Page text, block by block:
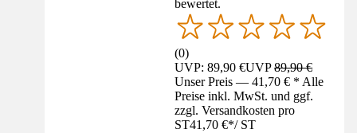
bewertet.
(0)
UVP: 89,90 €UVP89,90 €
Unser Preis — 41,70 € * Alle
Preise inkl. MwSt. und ggf.
zzgl. Versandkosten pro
ST41,70 €*/ ST